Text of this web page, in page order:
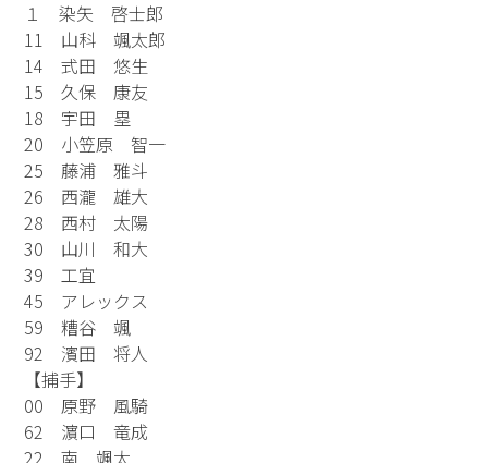
１ 染矢 啓士郎
11 山科 颯太郎
14 式田 悠生
15 久保 康友
18 宇田 塁
20 小笠原 智一
25 藤浦 雅斗
26 西瀧 雄大
28 西村 太陽
30 山川 和大
39 工宜
45 アレックス
59 糟谷 颯
92 濱田 将人
【捕手】
00 原野 風騎
62 濵口 竜成